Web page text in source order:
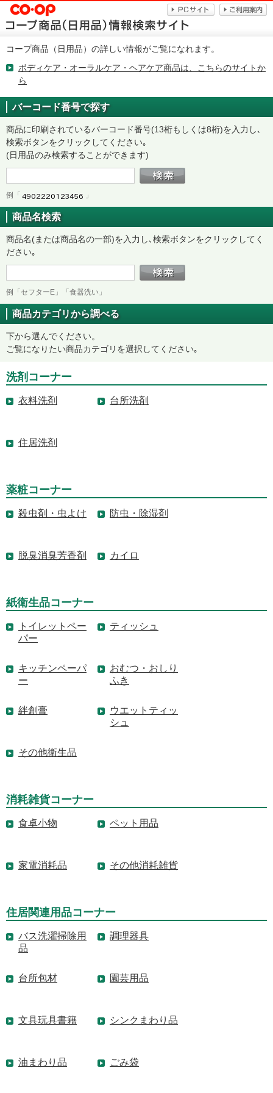
コープ商品（日用品）の詳しい情報がご覧になれます。
ボディケア・オーラルケア・ヘアケア商品は、こちらのサイトか
ら
バーコード番号で探す
商品に印刷されているバーコード番号(13桁もしくは8桁)を入力し､
検索ボタンをクリックしてください｡
(日用品のみ検索することができます)
例「 」
商品名検索
商品名(または商品名の一部)を入力し､検索ボタンをクリックしてく
ださい｡
例「セフターE」「食器洗い」
商品カテゴリから調べる
下から選んでください。
ご覧になりたい商品カテゴリを選択してください｡
洗剤コーナー
衣料洗剤 台所洗剤
住居洗剤
薬粧コーナー
殺虫剤・虫よけ 防虫・除湿剤
脱臭消臭芳香剤 カイロ
紙衛生品コーナー
トイレットペー
パー
ティッシュ
キッチンペーパ
ー
おむつ・おしり
ふき
絆創膏
ウエットティッ
シュ
その他衛生品
消耗雑貨コーナー
食卓小物 ペット用品
家電消耗品 その他消耗雑貨
住居関連用品コーナー
バス洗濯掃除用
品
調理器具
台所包材 園芸用品
文具玩具書籍 シンクまわり品
油まわり品 ごみ袋